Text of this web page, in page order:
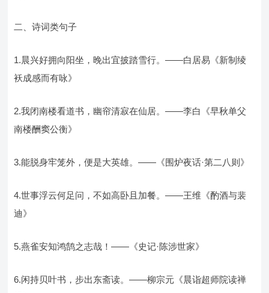
二、诗词类句子
1.晨兴好拥向阳坐，晚出宜披踏雪行。——白居易《新制绫
袄成感而有咏》
2.我闭南楼看道书，幽帘清寂在仙居。——李白《早秋单父
南楼酬窦公衡》
3.能脱身牢笼外，便是大英雄。——《围炉夜话·第二八则》
4.世事浮云何足问，不如高卧且加餐。——王维《酌酒与裴
迪》
5.燕雀安知鸿鹄之志哉！——《史记·陈涉世家》
6.闲持贝叶书，步出东斋读。——柳宗元《晨诣超师院读禅